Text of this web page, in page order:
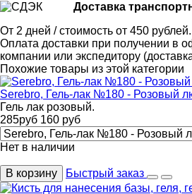
Доставка
От 2 дней / стоимость от 450 рублей.
Оплата доставки при получении в
компании или экспедитору
Похожие товары из этой категории
Serebro, Гель-лак №180 - Розовый
Гель лак розовый.
285руб 160 руб
Нет в наличии
В корзину Быстрый заказ